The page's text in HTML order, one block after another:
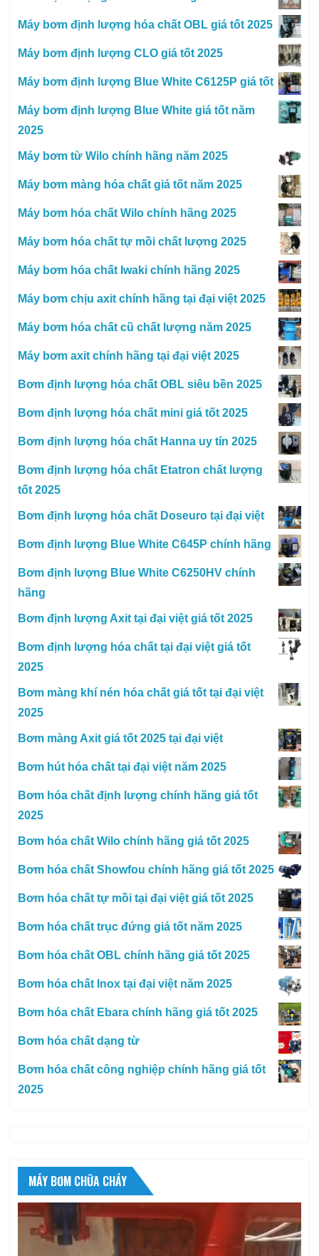
Máy bơm định lượng hóa chất OBL giá tốt 2025
Máy bơm định lượng CLO giá tốt 2025
Máy bơm định lượng Blue White C6125P giá tốt
Máy bơm định lượng Blue White giá tốt năm
2025
Máy bơm từ Wilo chính hãng năm 2025
Máy bơm màng hóa chất giá tốt năm 2025
Máy bơm hóa chất Wilo chính hãng 2025
Máy bơm hóa chất tự mồi chất lượng 2025
Máy bơm hóa chất Iwaki chính hãng 2025
Máy bơm chịu axit chính hãng tại đại việt 2025
Máy bơm hóa chất cũ chất lượng năm 2025
Máy bơm axit chính hãng tại đại việt 2025
Bơm định lượng hóa chất OBL siêu bền 2025
Bơm định lượng hóa chất mini giá tốt 2025
Bơm định lượng hóa chất Hanna uy tín 2025
Bơm định lượng hóa chất Etatron chất lượng
tốt 2025
Bơm định lượng hóa chất Doseuro tại đại việt
Bơm định lượng Blue White C645P chính hãng
Bơm định lượng Blue White C6250HV chính
hãng
Bơm định lượng Axit tại đại việt giá tốt 2025
Bơm định lượng hóa chất tại đại việt giá tốt
2025
Bơm màng khí nén hóa chất giá tốt tại đại việt
2025
Bơm màng Axit giá tốt 2025 tại đại việt
Bơm hút hóa chất tại đại việt năm 2025
Bơm hóa chất định lượng chính hãng giá tốt
2025
Bơm hóa chất Wilo chính hãng giá tốt 2025
Bơm hóa chất Showfou chính hãng giá tốt 2025
Bơm hóa chất tự mồi tại đại việt giá tốt 2025
Bơm hóa chất trục đứng giá tốt năm 2025
Bơm hóa chất OBL chính hãng giá tốt 2025
Bơm hóa chất Inox tại đại việt năm 2025
Bơm hóa chất Ebara chính hãng giá tốt 2025
Bơm hóa chất dạng từ
Bơm hóa chất công nghiệp chính hãng giá tốt
2025
MÁY BƠM CHỮA CHÁY
Trình
chơi